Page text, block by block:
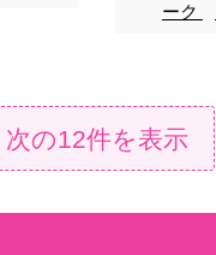
ーク
次の12件を表示